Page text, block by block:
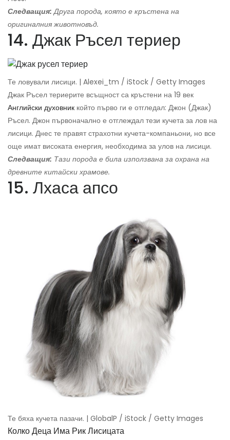
Следващия: Друга порода, която е кръстена на
оригиналния животновъд.
14. Джак Ръсел териер
Те ловували лисици. | Alexei_tm / iStock / Getty Images
Джак Ръсел териерите всъщност са кръстени на 19 век
Английски духовник който първо ги е отгледал: Джон (Джак)
Ръсел. Джон първоначално е отглеждал тези кучета за лов на
лисици. Днес те правят страхотни кучета-компаньони, но все
още имат високата енергия, необходима за улов на лисици.
Следващия: Тази порода е била използвана за охрана на
древните китайски храмове.
15. Лхаса апсо
Те бяха кучета пазачи. | GlobalP / iStock / Getty Images
Колко Деца Има Рик Лисицата